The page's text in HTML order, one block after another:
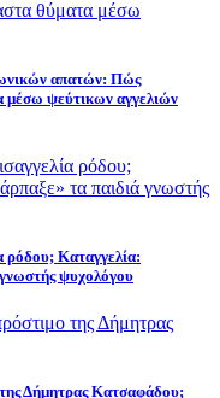
απατών: Πώς
μέσω ψεύτικων αγγελιών
ρόδου; Καταγγελία:
ψυχολόγου
Δήμητρας Κατσαφάδου;